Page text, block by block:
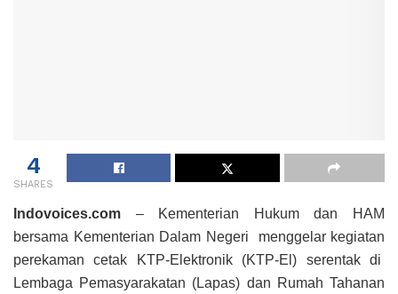
4
SHARES
Indovoices.com – Kementerian Hukum dan HAM
bersama Kementerian Dalam Negeri menggelar kegiatan
perekaman cetak KTP-Elektronik (KTP-El) serentak di
Lembaga Pemasyarakatan (Lapas) dan Rumah Tahanan